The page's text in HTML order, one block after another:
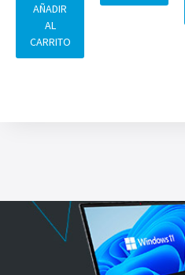
AÑADIR
AL
CARRITO